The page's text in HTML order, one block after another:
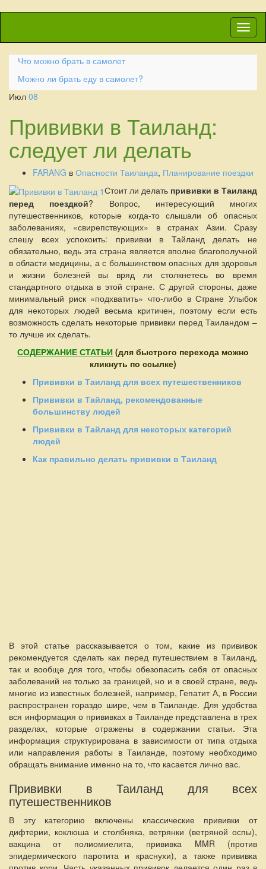
Вкл/
выкл
Что можно брать в самолет
Можно ли брать еду в самолет?
Июл 08
Прививки в Таиланд:
следует ли делать
FARANG в Опасности Таиланда, Планирование поездки
Стоит ли делать прививки в Таиланд
перед поездкой? Вопрос, интересующий многих
путешественников, которые когда-то слышали об опасных
заболеваниях, «свирепствующих» в странах Азии. Сразу
спешу всех успокоить: прививки в Тайланд делать не
обязательно, ведь эта страна является вполне благополучной
в области медицины, а с большинством опасных для здоровья
и жизни болезней вы вряд ли столкнетесь во время
стандартного отдыха в этой стране. С другой стороны, даже
минимальный риск «подхватить» что-либо в Стране Улыбок
для некоторых людей весьма критичен, поэтому если есть
возможность сделать некоторые прививки перед Таиландом –
то лучше их сделать.
СОДЕРЖАНИЕ СТАТЬИ (для быстрого перехода можно
кликнуть по ссылке)
Прививки в Таиланд для всех путешественников
Прививки в Тайланд, рекомендованные
большинству людей
Прививки в Тайланд для некоторых категорий
людей
Как правильно делать прививки в Таиланд
В этой статье рассказывается о том, какие из прививок
рекомендуется сделать как перед путешествием в Таиланд,
так и вообще для того, чтобы обезопасить себя от опасных
заболеваний не только за границей, но и в своей стране, ведь
многие из известных болезней, например, Гепатит А, в России
распространен гораздо шире, чем в Таиланде. Для удобства
вся информация о прививках в Таиланде представлена в трех
разделах, которые отражены в содержании статьи. Эта
информация структурирована в зависимости от типа отдыха
или направления работы в Таиланде, поэтому необходимо
обращать внимание именно на то, что касается лично вас.
Прививки в Таиланд для всех
путешественников
В эту категорию включены классические прививки от
дифтерии, коклюша и столбняка, ветрянки (ветряной оспы),
вакцина от полиомиелита, прививка MMR (против
эпидермического паротита и краснухи), а также прививка